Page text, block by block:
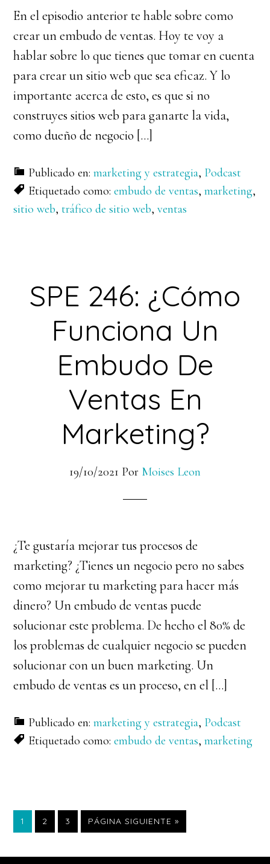
En el episodio anterior te hable sobre como
crear un embudo de ventas. Hoy te voy a
hablar sobre lo que tienes que tomar en cuenta
para crear un sitio web que sea eficaz. Y lo
importante acerca de esto, es que si no
construyes sitios web para ganarte la vida,
como dueño de negocio […]
Publicado en:marketing y estrategia, Podcast
Etiquetado como:embudo de ventas,marketing,
sitio web,tráfico de sitio web,ventas
SPE 246: ¿Cómo
Funciona Un
Embudo De
Ventas En
Marketing?
19/10/2021 Por Moises Leon
¿Te gustaría mejorar tus procesos de
marketing? ¿Tienes un negocio pero no sabes
como mejorar tu marketing para hacer más
dinero? Un embudo de ventas puede
solucionar este problema. De hecho el 80% de
los problemas de cualquier negocio se pueden
solucionar con un buen marketing. Un
embudo de ventas es un proceso, en el […]
Publicado en:marketing y estrategia, Podcast
Etiquetado como:embudo de ventas,marketing
PÁGINA
1 PÁGINA
2 PÁGINA
3
IR
A
PÁGINA SIGUIENTE »